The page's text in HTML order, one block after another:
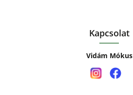
Kapcsolat
Vidám Mókus